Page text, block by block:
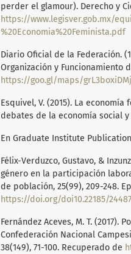
perder el glamour). Derecho y
https://www.legisver.gob.mx/
%20Economia%20Feminista.pdf
Diario Oficial de la Federación.
Organización y Funcionamiento
https://goo.gl/maps/
Esquivel, V. (2015). La
debates de la economía social
En Graduate Institute
Félix-Verduzco, Gustavo, &
género en la participación
de población, 25(99), 209-248.
https://doi.org/doi10.22185/
Fernández Aceves, M. T.
Confederación Nacional
38(149), 71-100. Recuperado de